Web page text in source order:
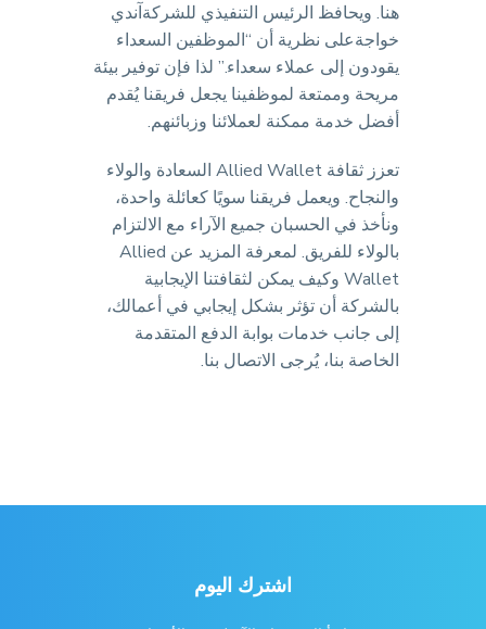
هنا. ويحافظ الرئيس التنفيذي للشركةآندي
خواجةعلى نظرية أن “الموظفين السعداء
يقودون إلى عملاء سعداء.” لذا فإن توفير بيئة
مريحة وممتعة لموظفينا يجعل فريقنا يُقدم
أفضل خدمة ممكنة لعملائنا وزبائنهم.
تعزز ثقافة Allied Wallet السعادة والولاء
والنجاح. ويعمل فريقنا سويًا كعائلة واحدة،
ونأخذ في الحسبان جميع الآراء مع الالتزام
بالولاء للفريق. لمعرفة المزيد عن Allied
Wallet وكيف يمكن لثقافتنا الإيجابية
بالشركة أن تؤثر بشكل إيجابي في أعمالك،
إلى جانب خدمات بوابة الدفع المتقدمة
الخاصة بنا، يُرجى الاتصال بنا.
اشترك اليوم